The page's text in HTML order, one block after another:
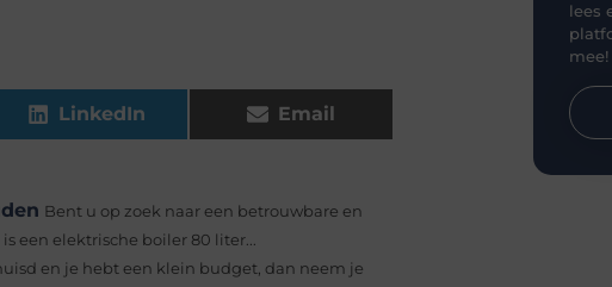
LinkedIn Email
Bent u op zoek naar een betrouwbare en
een elektrische boiler 80 liter...
en je hebt een klein budget, dan neem je
lees
mee!